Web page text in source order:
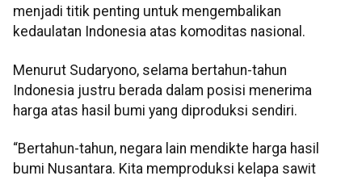
menjadi titik penting untuk mengembalikan
kedaulatan Indonesia atas komoditas nasional.
Menurut Sudaryono, selama bertahun-tahun
Indonesia justru berada dalam posisi menerima
harga atas hasil bumi yang diproduksi sendiri.
“Bertahun-tahun, negara lain mendikte harga hasil
bumi Nusantara. Kita memproduksi kelapa sawit